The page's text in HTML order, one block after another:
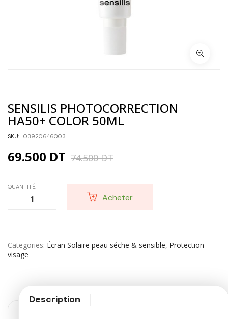
SENSILIS PHOTOCORRECTION
HA50+ COLOR 50ML
SKU: 03920646003
74.500DT
69.500 DT
QUANTITÉ:
Acheter
Categories Écran Solaire peau séche & sensible, Protection
visage
Description